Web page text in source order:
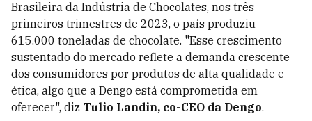
Brasileira da Indústria de Chocolates, nos três
primeiros trimestres de 2023, o país produziu
615.000 toneladas de chocolate. "Esse crescimento
sustentado do mercado reflete a demanda crescente
dos consumidores por produtos de alta qualidade e
ética, algo que a Dengo está comprometida em
oferecer", diz Tulio Landin, co-CEO da Dengo.